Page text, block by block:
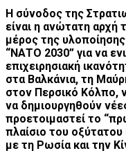
Η σύνοδος της
είναι η ανώτατη αρχή
μέρος της
“ΝΑΤΟ 2030” για να
επιχειρησιακή
στα Βαλκάνια, τη
στον Περσικό Κόλπο,
να δημιουργηθούν
προετοιμαστεί το
πλαίσιο του οξύτατου
με τη Ρωσία και την